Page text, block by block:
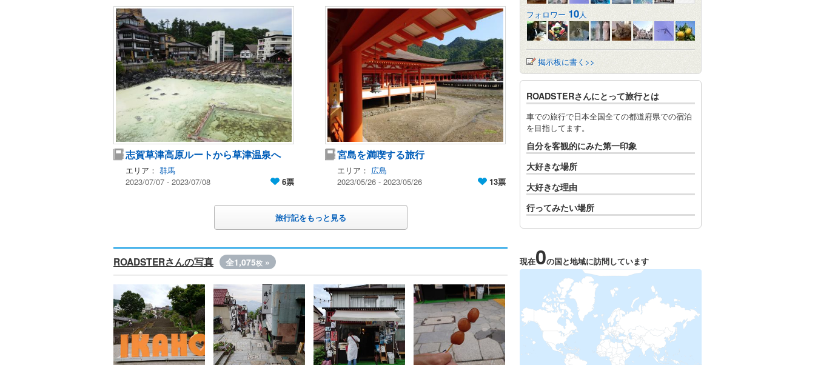
志賀草津高原ルートから草津温泉へ
エリア： 群馬
2023/07/07 - 2023/07/08
6票
宮島を満喫する旅行
エリア： 広島
2023/05/26 - 2023/05/26
13票
旅行記をもっと見る
ROADSTERさんの写真 全1,075枚 »
フォロワー 10人
掲示板に書く>>
ROADSTERさんにとって旅行とは
車での旅行で日本全国全ての都道府県での宿泊
を目指してます。
自分を客観的にみた第一印象
大好きな場所
大好きな理由
行ってみたい場所
現在0の国と地域に訪問しています